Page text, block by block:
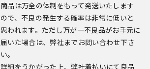
商品は万全の体制をもって発送いたします
ので、不良の発生する確率は非常に低いと
思われます。ただし万が一不良品がお手元に
届いた場合は、弊社までお問い合わせ下さ
い。
詳細をうかがった上、弊社着払いにて良品